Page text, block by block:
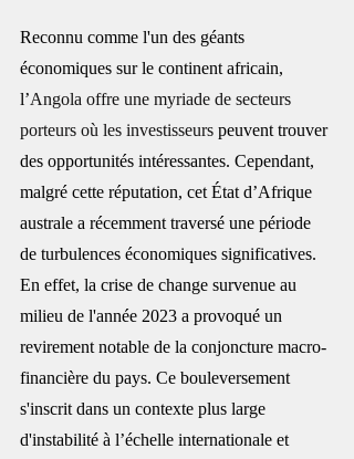
Reconnu comme l'un des géants
économiques sur le continent africain,
l’Angola offre une myriade de secteurs
porteurs où les investisseurs peuvent trouver
des opportunités intéressantes. Cependant,
malgré cette réputation, cet État d’Afrique
australe a récemment traversé une période
de turbulences économiques significatives.
En effet, la crise de change survenue au
milieu de l'année 2023 a provoqué un
revirement notable de la conjoncture macro-
financière du pays. Ce bouleversement
s'inscrit dans un contexte plus large
d'instabilité à l’échelle internationale et